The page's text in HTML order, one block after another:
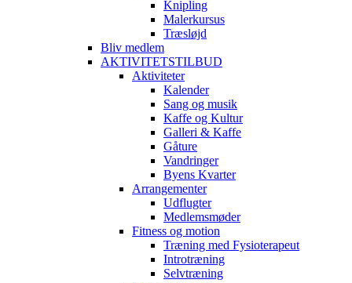
Knipling
Malerkursus
Træsløjd
Bliv medlem
AKTIVITETSTILBUD
Aktiviteter
Kalender
Sang og musik
Kaffe og Kultur
Galleri & Kaffe
Gåture
Vandringer
Byens Kvarter
Arrangementer
Udflugter
Medlemsmøder
Fitness og motion
Træning med Fysioterapeut
Introtræning
Selvtræning